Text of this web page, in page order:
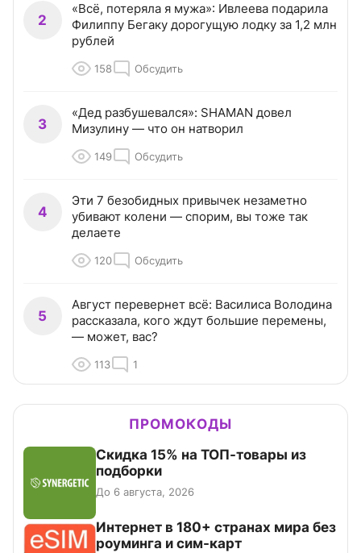
2
«Всё, потеряла я мужа»: Ивлеева подарила
Филиппу Бегаку дорогущую лодку за 1,2 млн
рублей
158 Обсудить
3
«Дед разбушевался»: SHAMAN довел
Мизулину — что он натворил
149 Обсудить
4
Эти 7 безобидных привычек незаметно
убивают колени — спорим, вы тоже так
делаете
120 Обсудить
5
Август перевернет всё: Василиса Володина
рассказала, кого ждут большие перемены,
— может, вас?
113 1
ПРОМОКОДЫ
Скидка 15% на ТОП-товары из
подборки
До 6 августа, 2026
Интернет в 180+ странах мира без
роуминга и сим-карт